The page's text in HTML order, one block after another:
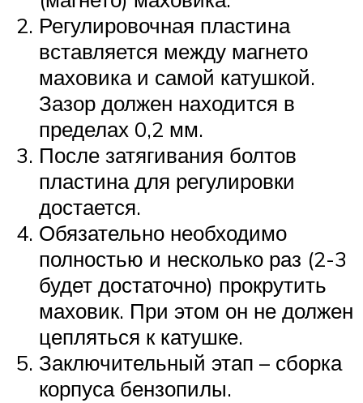
Регулировочная пластина
вставляется между магнето
маховика и самой катушкой.
Зазор должен находится в
пределах 0,2 мм.
После затягивания болтов
пластина для регулировки
достается.
Обязательно необходимо
полностью и несколько раз (2-3
будет достаточно) прокрутить
маховик. При этом он не должен
цепляться к катушке.
Заключительный этап – сборка
корпуса бензопилы.